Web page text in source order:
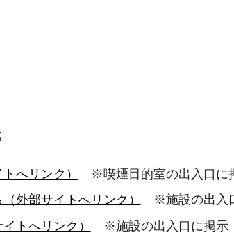
へリンク）
※喫煙目的室の出入口に
外部サイトへリンク）
※施設の出入
トへリンク）
※施設の出入口に掲示